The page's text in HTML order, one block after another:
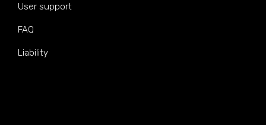
User support
FAQ
Liability